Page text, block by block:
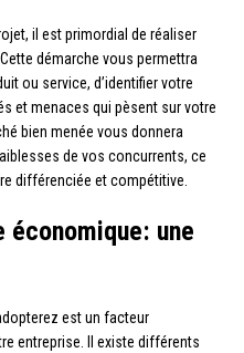
il est primordial de réaliser
démarche vous permettra
ou service, d’identifier votre
et menaces qui pèsent sur votre
bien menée vous donnera
de vos concurrents, ce
différenciée et compétitive.
économique: une
est un facteur
entreprise. Il existe différents